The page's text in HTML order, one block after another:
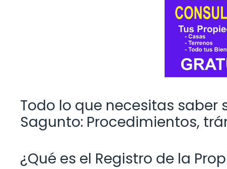
Todo lo que necesitas saber
Sagunto: Procedimientos,
¿Qué es el Registro de la